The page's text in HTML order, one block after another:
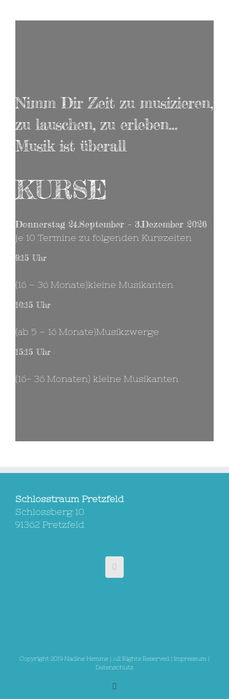
Nimm Dir Zeit zu musizieren,
zu lauschen, zu erleben…
Musik ist überall
KURSE
Donnerstag 24.September – 3.Dezember 2026
je 10 Termine zu folgenden Kurszeiten
9:15 Uhr
(16 – 36 Monate)kleine Musikanten
10:15 Uhr
(ab 5 – 16 Monate)Musikzwerge
15:15 Uhr
(16- 36 Monaten) kleine Musikanten
Schlosstraum Pretzfeld
Schlossberg 10
91362 Pretzfeld
Copyright 2019 Nadine Hemme | All Rights Reserved | Impressum |
Datenschutz